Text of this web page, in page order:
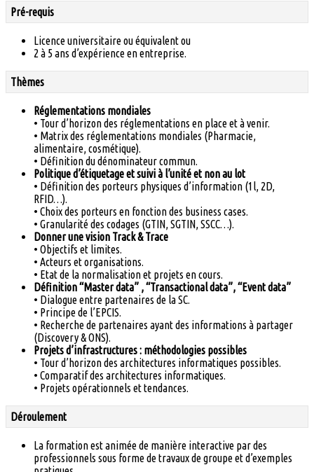
Pré-requis
Licence universitaire ou équivalent ou
2 à 5 ans d’expérience en entreprise.
Thèmes
Réglementations mondiales
• Tour d’horizon des réglementations en place et à venir.
• Matrix des réglementations mondiales (Pharmacie,
alimentaire, cosmétique).
• Définition du dénominateur commun.
Politique d’étiquetage et suivi à l’unité et non au lot
• Définition des porteurs physiques d’information (1l, 2D,
RFID…).
• Choix des porteurs en fonction des business cases.
• Granularité des codages (GTIN, SGTIN, SSCC…).
Donner une vision Track & Trace
• Objectifs et limites.
• Acteurs et organisations.
• Etat de la normalisation et projets en cours.
Définition “Master data” , “Transactional data”, “Event data”
• Dialogue entre partenaires de la SC.
• Principe de l’EPCIS.
• Recherche de partenaires ayant des informations à partager
(Discovery & ONS).
Projets d’infrastructures : méthodologies possibles
• Tour d’horizon des architectures informatiques possibles.
• Comparatif des architectures informatiques.
• Projets opérationnels et tendances.
Déroulement
La formation est animée de manière interactive par des
professionnels sous forme de travaux de groupe et d’exemples